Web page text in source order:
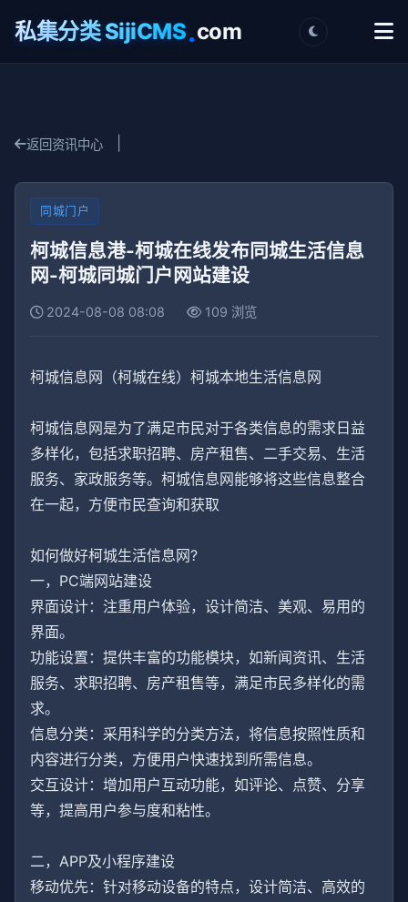
私集分类 SijiCMS.com
返回资讯中心
同城门户
柯城信息港-柯城在线发布同城生活信息
网-柯城同城门户网站建设
2024-08-08 08:08 109 浏览
柯城信息网（柯城在线）柯城本地生活信息网
柯城信息网是为了满足市民对于各类信息的需求日益
多样化，包括求职招聘、房产租售、二手交易、生活
服务、家政服务等。柯城信息网能够将这些信息整合
在一起，方便市民查询和获取
如何做好柯城生活信息网?
一，PC端网站建设
界面设计：注重用户体验，设计简洁、美观、易用的
界面。
功能设置：提供丰富的功能模块，如新闻资讯、生活
服务、求职招聘、房产租售等，满足市民多样化的需
求。
信息分类：采用科学的分类方法，将信息按照性质和
内容进行分类，方便用户快速找到所需信息。
交互设计：增加用户互动功能，如评论、点赞、分享
等，提高用户参与度和粘性。
二，APP及小程序建设
移动优先：针对移动设备的特点，设计简洁、高效的